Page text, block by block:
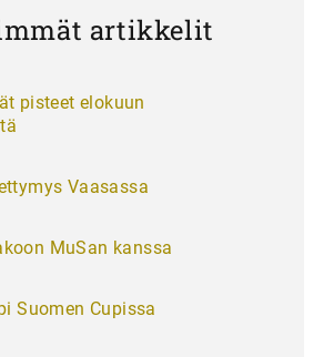
artikkelit
pisteet elokuun
Vaasassa
MuSan kanssa
Suomen Cupissa